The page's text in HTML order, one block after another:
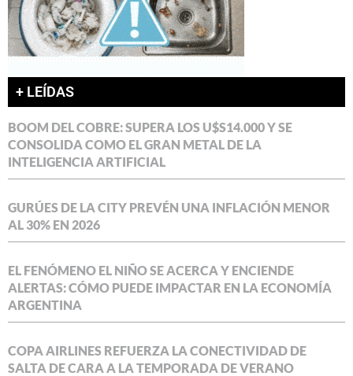
+ LEÍDAS
BOOM DEL COBRE: SUPERA LOS U$S14.000 Y SE
CONSOLIDA COMO EL GRAN METAL DE LA
INTELIGENCIA ARTIFICIAL
GURÚES DE LA CITY PREVÉN UNA INFLACIÓN MENOR
AL 30% EN 2026
EL FENÓMENO EL NIÑO SE ACERCA Y ENCIENDE
ALERTAS: CÓMO PUEDE IMPACTAR EN LA ECONOMÍA
ARGENTINA
COPA AIRLINES REFUERZA LA CONECTIVIDAD DE
SALTA DE CARA A LA TEMPORADA DE VERANO